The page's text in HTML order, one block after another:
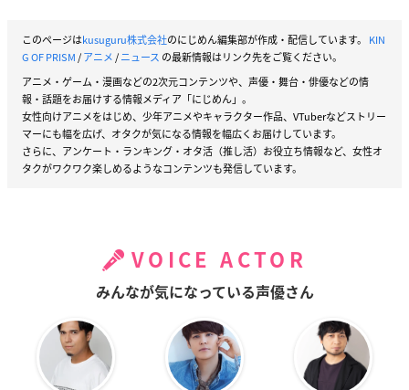
このページはkusuguru株式会社のにじめん編集部が作成・配信しています。 KIN
G OF PRISM/アニメ/ニュース の最新情報はリンク先をご覧ください。
アニメ・ゲーム・漫画などの2次元コンテンツや、声優・舞台・俳優などの情
報・話題をお届けする情報メディア「にじめん」。
女性向けアニメをはじめ、少年アニメやキャラクター作品、VTuberなどストリー
マーにも幅を広げ、オタクが気になる情報を幅広くお届けしています。
さらに、アンケート・ランキング・オタ活（推し活）お役立ち情報など、女性オ
タクがワクワク楽しめるようなコンテンツも発信しています。
VOICE ACTOR
みんなが気になっている声優さん